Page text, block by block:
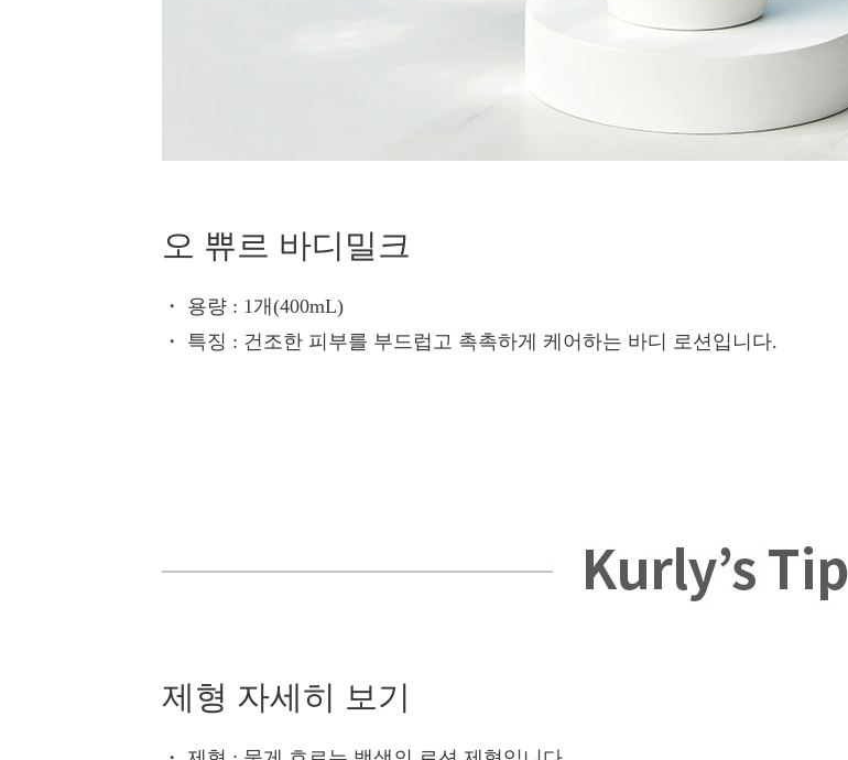
오 쀼르 바디밀크
・ 용량 : 1개(400mL)
・ 특징 : 건조한 피부를 부드럽고 촉촉하게 케어하는 바디 로션입니다.
제형 자세히 보기